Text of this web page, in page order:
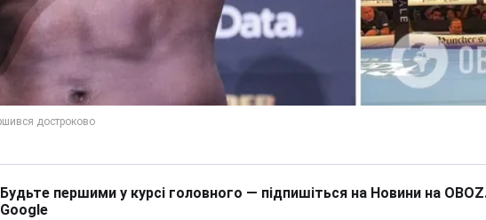
Будьте першими у курсі головного — підпишіться на Новини на
Google